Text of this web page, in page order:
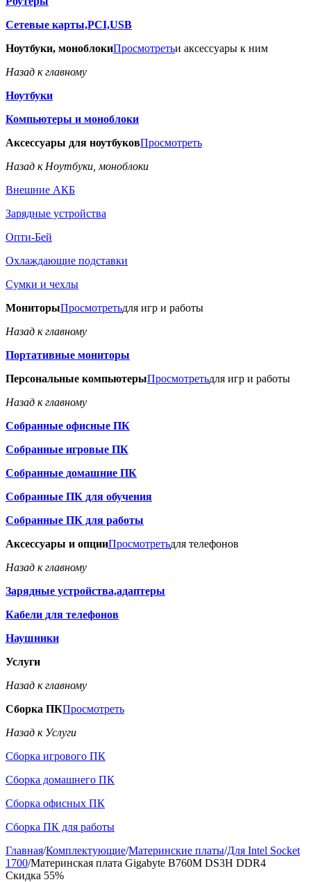
Сетевые карты,PCI,USB
Ноутбуки, моноблокиПросмотретьи аксессуары к ним
Назад к главному
Ноутбуки
Компьютеры и моноблоки
Аксессуары для ноутбуковПросмотреть
Назад к Ноутбуки, моноблоки
Внешние АКБ
Зарядные устройства
Опти-Бей
Охлаждающие подставки
Сумки и чехлы
МониторыПросмотретьдля игр и работы
Назад к главному
Портативные мониторы
Персональные компьютерыПросмотретьдля игр и работы
Назад к главному
Собранные офисные ПК
Собранные игровые ПК
Собранные домашние ПК
Собранные ПК для обучения
Собранные ПК для работы
Аксессуары и опцииПросмотретьдля телефонов
Назад к главному
Зарядные устройства,адаптеры
Кабели для телефонов
Наушники
Услуги
Назад к главному
Сборка ПКПросмотреть
Назад к Услуги
Сборка игрового ПК
Сборка домашнего ПК
Сборка офисных ПК
Сборка ПК для работы
Главная/Комплектующие/Материнские платы/Для Intel Socket
1700/Материнская плата Gigabyte B760M DS3H DDR4
Скидка 55%